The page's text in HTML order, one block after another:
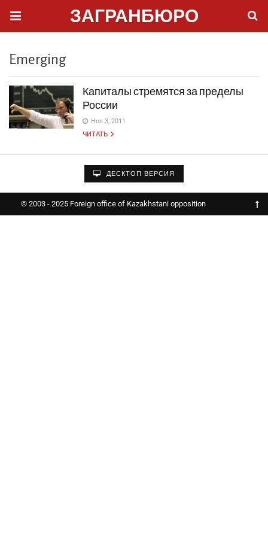
ЗАГРАНБЮРО
Emerging
Капиталы стремятся за пределы
России
Ноя 3, 2011
ЧИТАТЬ
ДЕСКТОП ВЕРСИЯ
© 2003 - 2025 Foreign office of Kazakhstani opposition